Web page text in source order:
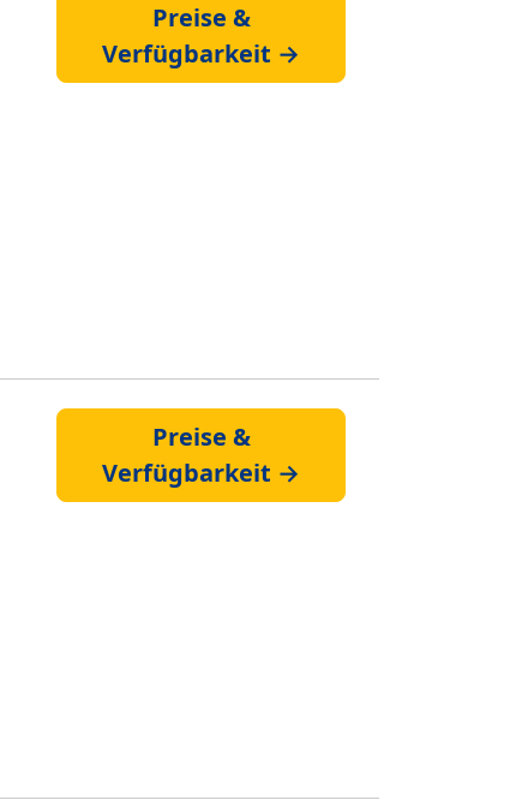
Preise &
Verfügbarkeit →
Preise &
Verfügbarkeit →